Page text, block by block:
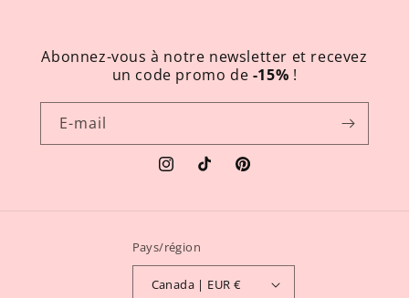
Abonnez-vous à notre newsletter et recevez
un code promo de -15% !
E-mail
InstagramTikTok Pinterest
Pays/région
Canada | EUR €